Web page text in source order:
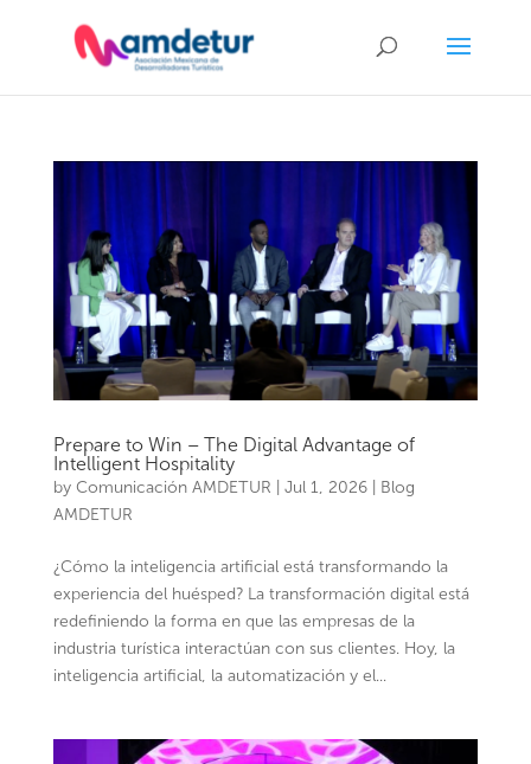
Prepare to Win – The Digital Advantage of
Intelligent Hospitality
by Comunicación AMDETUR Jul 1, 2026| Blog
AMDETUR
¿Cómo la inteligencia artificial está transformando la
experiencia del huésped? La transformación digital está
redefiniendo la forma en que las empresas de la
industria turística interactúan con sus clientes. Hoy, la
inteligencia artificial, la automatización y el...